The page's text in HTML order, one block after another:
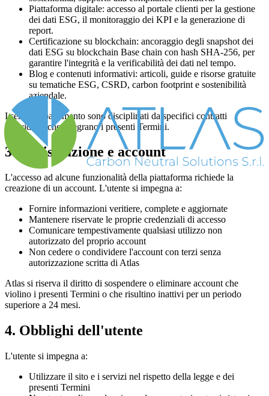
Piattaforma digitale: accesso al portale clienti per la gestione
dei dati ESG, il monitoraggio dei KPI e la generazione di
report.
Certificazione su blockchain: ancoraggio degli snapshot dei
dati ESG su blockchain Base chain con hash SHA-256, per
garantire l'integrità e la verificabilità dei dati nel tempo.
Blog e contenuti informativi: articoli, guide e risorse gratuite
su tematiche ESG, CSRD, carbon footprint e sostenibilità
aziendale.
I servizi a pagamento sono disciplinati da specifici contratti
individuali che integrano i presenti Termini.
3. Registrazione e account
L'accesso ad alcune funzionalità della piattaforma richiede la
creazione di un account. L'utente si impegna a:
Fornire informazioni veritiere, complete e aggiornate
Mantenere riservate le proprie credenziali di accesso
Comunicare tempestivamente qualsiasi utilizzo non
autorizzato del proprio account
Non cedere o condividere l'account con terzi senza
autorizzazione scritta di Atlas
Atlas si riserva il diritto di sospendere o eliminare account che
violino i presenti Termini o che risultino inattivi per un periodo
superiore a 24 mesi.
4. Obblighi dell'utente
L'utente si impegna a:
Utilizzare il sito e i servizi nel rispetto della legge e dei
presenti Termini